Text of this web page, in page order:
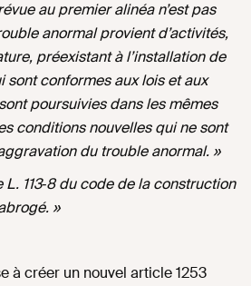
au premier alinéa n’est pas
anormal provient d’activités,
préexistant à l’installation de
sont conformes aux lois et aux
poursuivies dans les mêmes
conditions nouvelles qui ne sont
du trouble anormal. »
L. 113‑8 du code de la construction
»
à créer un nouvel article 1253